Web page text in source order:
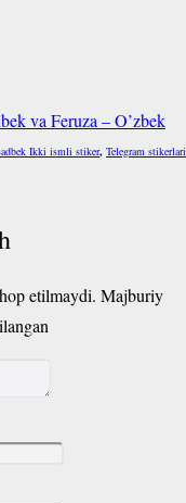
va Feruza – O’zbek
Ikki ismli stiker, Telegram stikerlari
etilmaydi. Majburiy